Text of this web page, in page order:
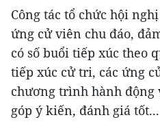
Công tác tổ chức hội
ứng cử viên chu đáo,
có số buổi tiếp xúc theo
tiếp xúc cử tri, các ứng
chương trình hành động
góp ý kiến, đánh giá tốt...